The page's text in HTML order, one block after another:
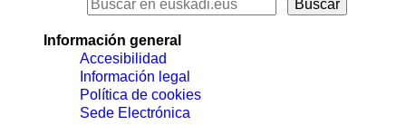
Información general
Accesibilidad
Información legal
Política de cookies
Sede Electrónica